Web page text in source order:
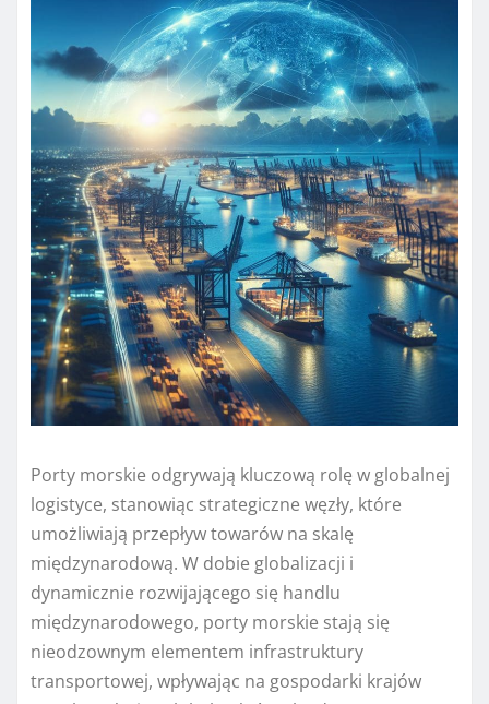
Porty morskie odgrywają kluczową rolę w globalnej
logistyce, stanowiąc strategiczne węzły, które
umożliwiają przepływ towarów na skalę
międzynarodową. W dobie globalizacji i
dynamicznie rozwijającego się handlu
międzynarodowego, porty morskie stają się
nieodzownym elementem infrastruktury
transportowej, wpływając na gospodarki krajów